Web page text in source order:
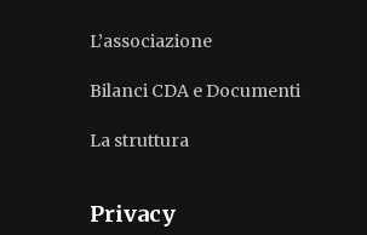
L’associazione
Bilanci CDA e Documenti
La struttura
Privacy